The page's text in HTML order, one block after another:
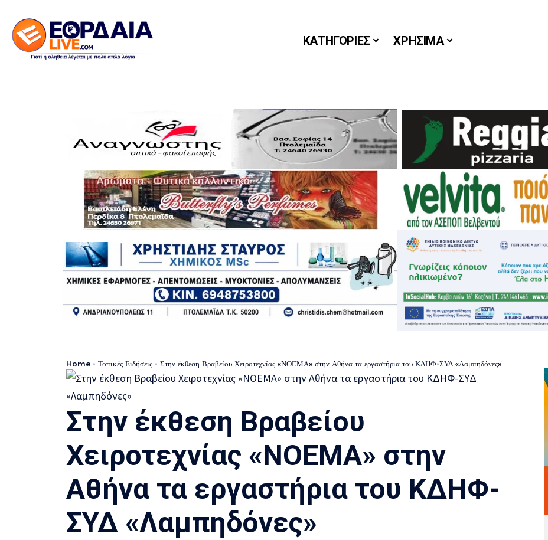
ΚΑΤΗΓΟΡΙΕΣ ΧΡΗΣΙΜΑ
Home - Τοπικές Ειδήσεις - Στην έκθεση Βραβείου Χειροτεχνίας «ΝΟΕΜΑ» στην Αθήνα τα εργαστήρια του ΚΔΗΦ-ΣΥΔ «Λαμπηδόνες»
Στην έκθεση Βραβείου
Χειροτεχνίας «ΝΟΕΜΑ» στην
Αθήνα τα εργαστήρια του ΚΔΗΦ-
ΣΥΔ «Λαμπηδόνες»